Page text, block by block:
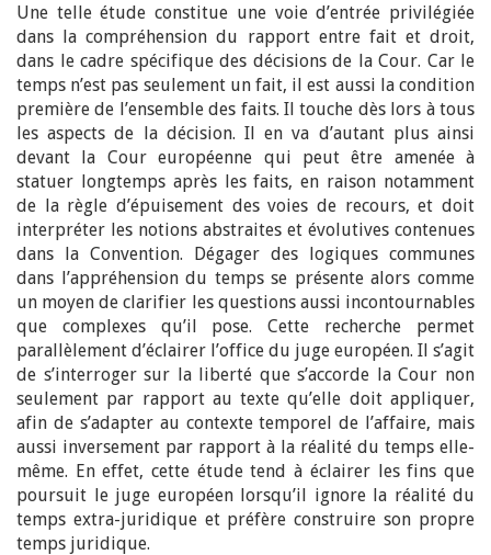
Une telle étude constitue une voie d’entrée privilégiée
dans la compréhension du rapport entre fait et droit,
dans le cadre spécifique des décisions de la Cour. Car le
temps n’est pas seulement un fait, il est aussi la condition
première de l’ensemble des faits. Il touche dès lors à tous
les aspects de la décision. Il en va d’autant plus ainsi
devant la Cour européenne qui peut être amenée à
statuer longtemps après les faits, en raison notamment
de la règle d’épuisement des voies de recours, et doit
interpréter les notions abstraites et évolutives contenues
dans la Convention. Dégager des logiques communes
dans l’appréhension du temps se présente alors comme
un moyen de clarifier les questions aussi incontournables
que complexes qu’il pose. Cette recherche permet
parallèlement d’éclairer l’office du juge européen. Il s’agit
de s’interroger sur la liberté que s’accorde la Cour non
seulement par rapport au texte qu’elle doit appliquer,
afin de s’adapter au contexte temporel de l’affaire, mais
aussi inversement par rapport à la réalité du temps elle-
même. En effet, cette étude tend à éclairer les fins que
poursuit le juge européen lorsqu’il ignore la réalité du
temps extra-juridique et préfère construire son propre
temps juridique.